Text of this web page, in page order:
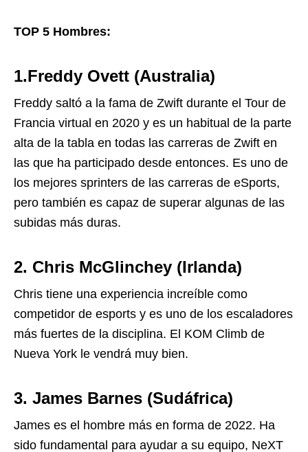
TOP 5 Hombres:
1.Freddy Ovett (Australia)
Freddy saltó a la fama de Zwift durante el Tour de
Francia virtual en 2020 y es un habitual de la parte
alta de la tabla en todas las carreras de Zwift en
las que ha participado desde entonces. Es uno de
los mejores sprinters de las carreras de eSports,
pero también es capaz de superar algunas de las
subidas más duras.
2. Chris McGlinchey (Irlanda)
Chris tiene una experiencia increíble como
competidor de esports y es uno de los escaladores
más fuertes de la disciplina. El KOM Climb de
Nueva York le vendrá muy bien.
3. James Barnes (Sudáfrica)
James es el hombre más en forma de 2022. Ha
sido fundamental para ayudar a su equipo, NeXT